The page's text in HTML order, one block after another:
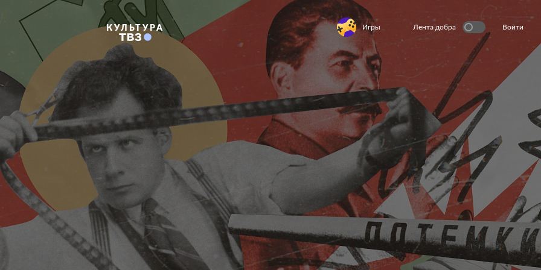
Игры Лента добра Войти
КУЛЬТУРА